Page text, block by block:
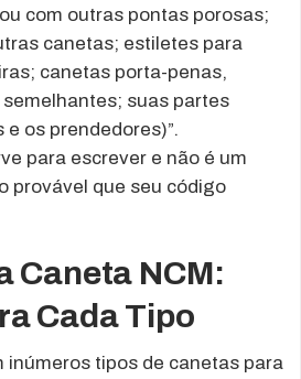
com outras pontas porosas;
canetas; estiletes para
canetas porta-penas,
suas partes
os prendedores)”.
para escrever e não é um
provável que seu código
Caneta NCM:
Cada Tipo
inúmeros tipos de canetas para